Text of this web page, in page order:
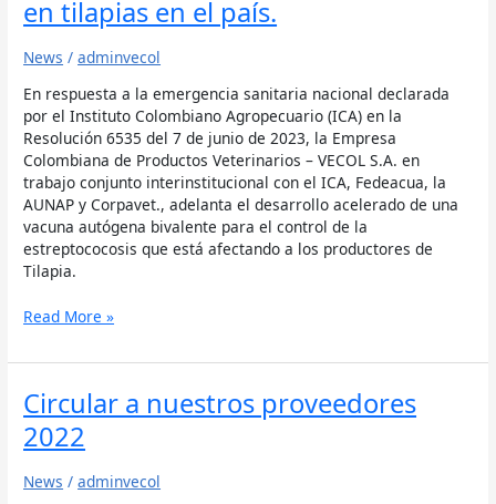
en tilapias en el país.
News /adminvecol
En respuesta a la emergencia sanitaria nacional declarada
por el Instituto Colombiano Agropecuario (ICA) en la
Resolución 6535 del 7 de junio de 2023, la Empresa
Colombiana de Productos Veterinarios – VECOL S.A. en
trabajo conjunto interinstitucional con el ICA, Fedeacua, la
AUNAP y Corpavet., adelanta el desarrollo acelerado de una
vacuna autógena bivalente para el control de la
estreptococosis que está afectando a los productores de
Tilapia.
tilapias
en
el
país.
Read More »
Circular a nuestros proveedores
2022
News /adminvecol
Circular
a
nuestros
2022